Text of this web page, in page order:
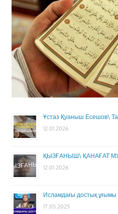
Ұстаз Қуаныш Есешов\
12.01.2026
ҚЫЗҒАНЫШ\ ҚАНАҒАТ
12.01.2026
Исламдағы достық ұғымы
17.05.2025